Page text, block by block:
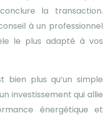
la transaction.
à un professionnel
le plus adapté à vos
bien plus qu’un simple
investissement qui allie
énergétique et